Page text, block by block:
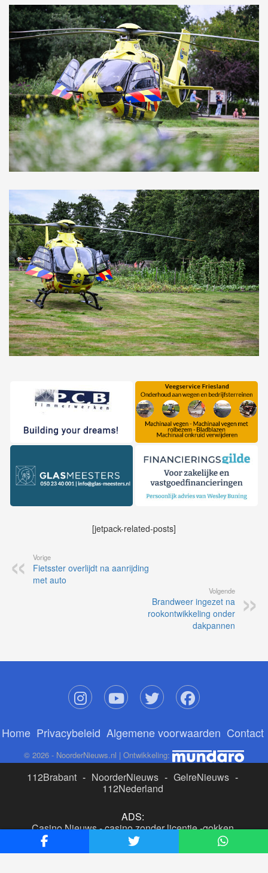
[jetpack-related-posts]
Vorige
Fietsster overlijdt na aanrijding
met auto
Volgende
Brandweer ingezet na
rookontwikkeling onder
dakpannen
Home Privacybeleid Algemene voorwaarden Contact
© 2026 - NoorderNieuws.nl | Ontwikkeling:
112Brabant - NoorderNieuws - GelreNieuws -
112Nederland
ADS:
Casino Nieuws-casino zonder licentie-gokken
buitenlandse site
beste online casino nederland